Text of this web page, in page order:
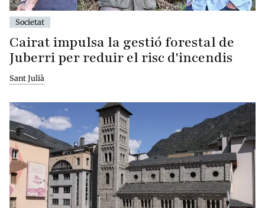
Societat
Cairat impulsa la gestió forestal de
Juberri per reduir el risc d'incendis
Sant Julià